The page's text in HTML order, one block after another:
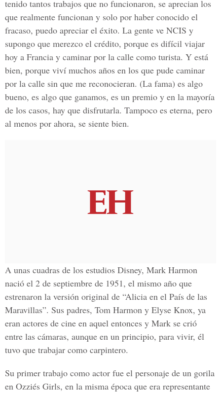
tenido tantos trabajos que no funcionaron, se aprecian los
que realmente funcionan y solo por haber conocido el
fracaso, puedo apreciar el éxito. La gente ve NCIS y
supongo que merezco el crédito, porque es difícil viajar
hoy a Francia y caminar por la calle como turista. Y está
bien, porque viví muchos años en los que pude caminar
por la calle sin que me reconocieran. (La fama) es algo
bueno, es algo que ganamos, es un premio y en la mayoría
de los casos, hay que disfrutarla. Tampoco es eterna, pero
al menos por ahora, se siente bien.
A unas cuadras de los estudios Disney, Mark Harmon
nació el 2 de septiembre de 1951, el mismo año que
estrenaron la versión original de “Alicia en el País de las
Maravillas”. Sus padres, Tom Harmon y Elyse Knox, ya
eran actores de cine en aquel entonces y Mark se crió
entre las cámaras, aunque en un principio, para vivir, él
tuvo que trabajar como carpintero.
Su primer trabajo como actor fue el personaje de un gorila
en Ozziés Girls, en la misma época que era representante